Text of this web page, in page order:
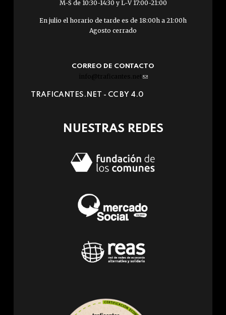
M-S de 10:30-14:30 y L-V 17:00-21:00
En julio el horario de tarde es de 18:00h a 21:00h
Agosto cerrado
CORREO DE CONTACTO
info@traficantes.net (link
e-
TRAFICANTES.NET - CC BY 4.0
NUESTRAS REDES